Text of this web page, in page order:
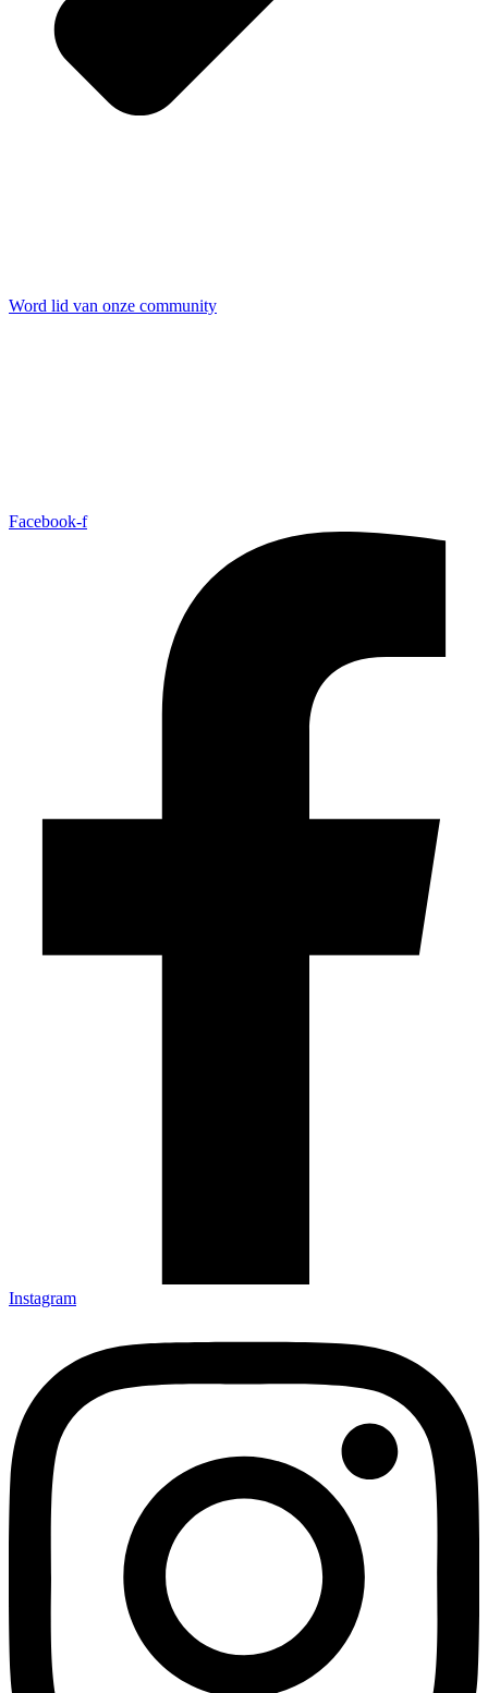
Word lid van onze community
Facebook-f
Instagram